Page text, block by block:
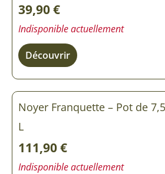
39,90€
Indisponible actuellement
Découvrir
Noyer Franquette – Pot de 7,5
L
111,90€
Indisponible actuellement